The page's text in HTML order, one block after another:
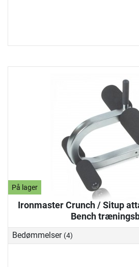
På lager
Ironmaster Crunch / Situp
Bench
Bedømmelser (4)